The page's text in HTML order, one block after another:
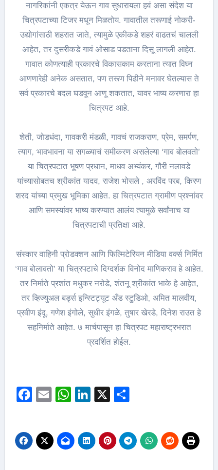
नागरिकांनी एकत्र येऊन गाव सुधारायला हवं असा संदेश या
चित्रपटाच्या टिजर मधून मिळतोय. गावातील तरूणाई नोकरी-
उद्योगांसाठी शहरात जाते, त्यामुळे एकीकडे शहरं वाढतचं चालली
आहेत, तर दुसरीकडे गावं ओसाड पडताना दिसू लागली आहेत.
गावात कोणत्याही प्रकारचे विकासकाम करताना त्यात विघ्न
आणणारेही अनेक असतात, पण तरूण पिढीने मनावर घेतल्यास ते
सर्व प्रकारचे बदल घडवून आणू शकतात, यावर भाष्य करणारा हा
चित्रपट आहे.
शेती, जोडधंदा, गावकरी मंडळी, गावचं राजकराण, प्रेम, समर्पण,
त्याग, भावभावना या सगळ्याचं समीकरण असलेल्या ‘गाव बोलवतो’
या चित्रपटात भूषण प्रधान, माधव अभ्यंकर, गौरी नलावडे
यांच्यासोबतच श्रीकांत यादव, राजेश भोसले , अरविंद परब, किरण
शरद यांच्या प्रमुख भूमिका आहेत. हा चित्रपटात ग्रामीण प्रश्नांवर
आणि समस्यांवर भाष्य करण्यात आलंय त्यामुळे सर्वांनाच या
चित्रपटाची प्रतिक्षा आहे.
संस्कार वाहिनी प्रोडक्शन आणि फिल्मिटेरियन मीडिया वर्क्स निर्मित
‘गाव बोलावतो’ या चित्रपटाचे दिग्दर्शक विनोद माणिकराव हे आहेत.
तर निर्माते प्रशांत मधुकर नरोडे, शंतनू श्रीकांत भाके हे आहेत,
तर व्हिज्युअल बर्ड्स इन्स्टिट्यूट अँड स्टुडिओ, अमित मालवीय,
प्रवीण इंदू, गणेश इंगोले, सुधीर इंगळे, तुषार खेरडे, दिनेश राउत हे
सहनिर्माते आहेत. ७ मार्चपासून हा चित्रपट महाराष्ट्रभरात
प्रदर्शित होईल.
Facebook
EmailWhatsApp
LinkedIn
X Share